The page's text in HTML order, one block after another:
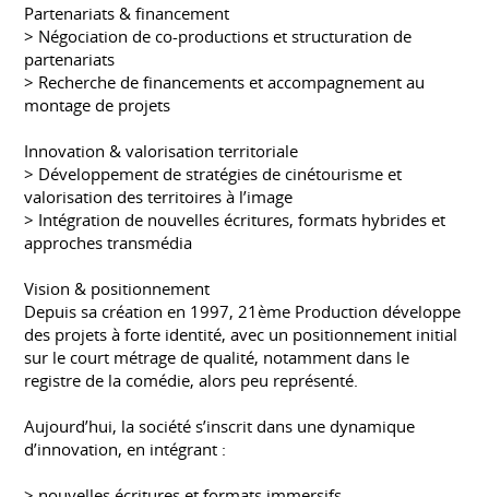
Partenariats & financement
> Négociation de co-productions et structuration de
partenariats
> Recherche de financements et accompagnement au
montage de projets
Innovation & valorisation territoriale
> Développement de stratégies de cinétourisme et
valorisation des territoires à l’image
> Intégration de nouvelles écritures, formats hybrides et
approches transmédia
Vision & positionnement
Depuis sa création en 1997, 21ème Production développe
des projets à forte identité, avec un positionnement initial
sur le court métrage de qualité, notamment dans le
registre de la comédie, alors peu représenté.
Aujourd’hui, la société s’inscrit dans une dynamique
d’innovation, en intégrant :